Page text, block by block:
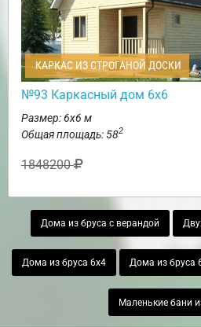
КАРКАС ИЗ СТРОГАНОЙ ДОСКИ
№93 Каркасный дом 6х6
Размер: 6х6 м
Общая площадь: 582
1848200
Дома из бруса с верандой
Дома из бруса 6х4 Дома из бруса
Маленькие бани